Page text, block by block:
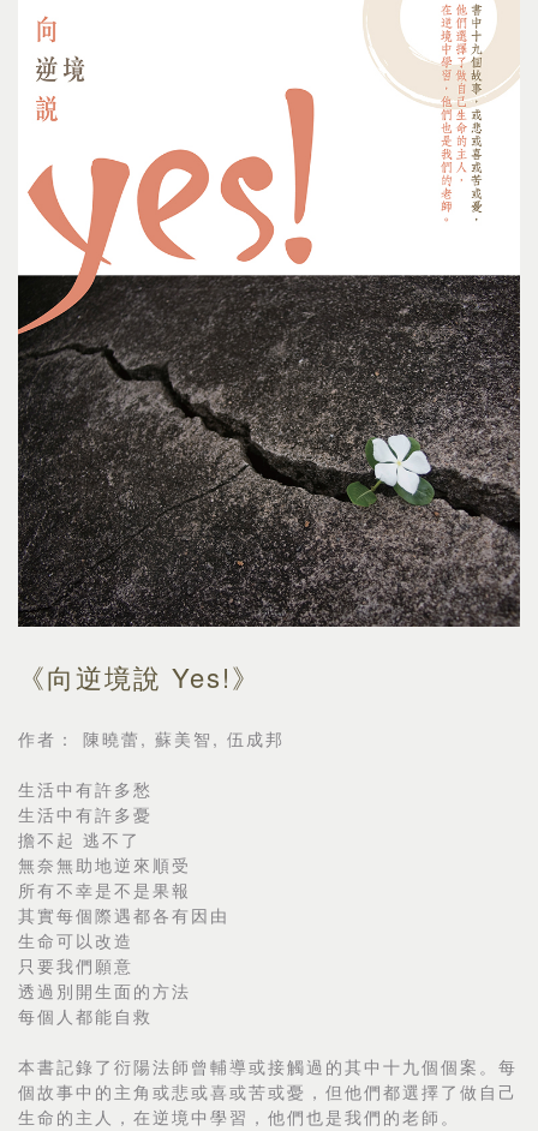
《向逆境說 Yes!》
作者： 陳曉蕾, 蘇美智, 伍成邦
生活中有許多愁
生活中有許多憂
擔不起 逃不了
無奈無助地逆來順受
所有不幸是不是果報
其實每個際遇都各有因由
生命可以改造
只要我們願意
透過別開生面的方法
每個人都能自救
本書記錄了衍陽法師曾輔導或接觸過的其中十九個個案。每
個故事中的主角或悲或喜或苦或憂，但他們都選擇了做自己
生命的主人，在逆境中學習，他們也是我們的老師。